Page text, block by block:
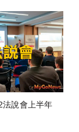
法說會上半年